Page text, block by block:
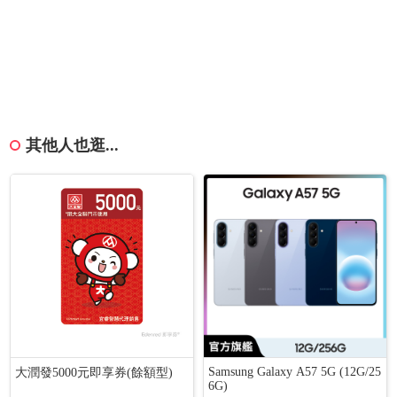
其他人也逛...
大潤發5000元即享券(餘額型)
Samsung Galaxy A57 5G (12G/25
6G)